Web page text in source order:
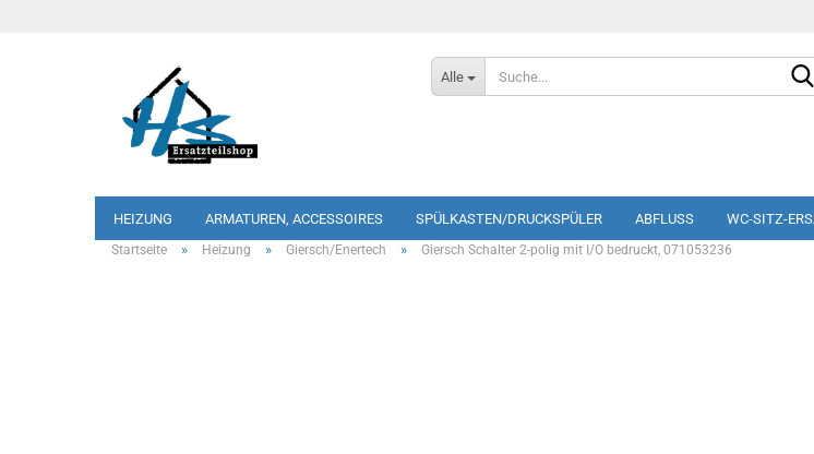
Alle
HEIZUNG ARMATUREN, ACCESSOIRES SPÜLKASTEN/DRUCKSPÜLER ABFLUSS WC-SITZ-
Startseite » Heizung » Giersch/Enertech » Giersch Schalter 2-polig mit I/O bedruckt, 071053236